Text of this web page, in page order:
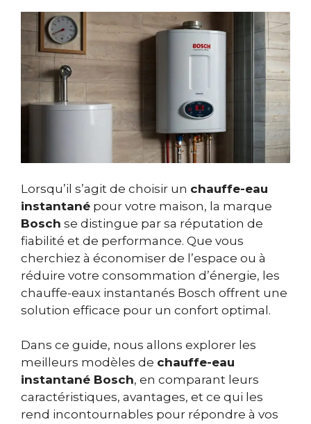
Lorsqu’il s’agit de choisir un chauffe-eau
instantané pour votre maison, la marque
Bosch se distingue par sa réputation de
fiabilité et de performance. Que vous
cherchiez à économiser de l’espace ou à
réduire votre consommation d’énergie, les
chauffe-eaux instantanés Bosch offrent une
solution efficace pour un confort optimal.
Dans ce guide, nous allons explorer les
meilleurs modèles de chauffe-eau
instantané Bosch, en comparant leurs
caractéristiques, avantages, et ce qui les
rend incontournables pour répondre à vos